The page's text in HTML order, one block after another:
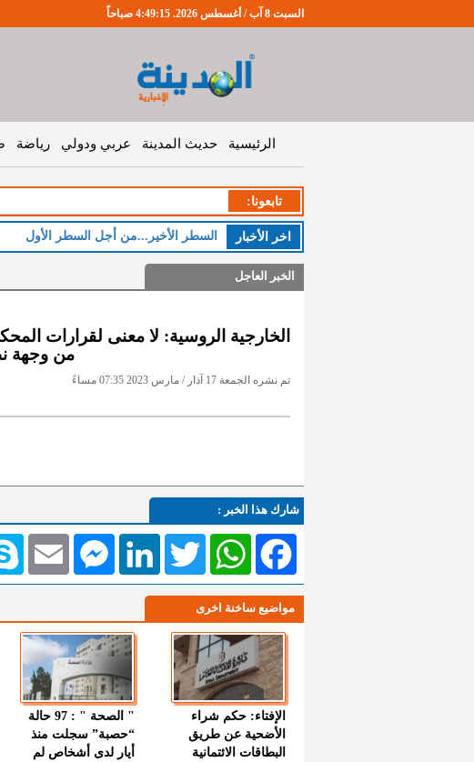
السبت 8 آب / أغسطس 2026. 4:49:16 صباحاً
الرئيسية حديث المدينة عربي ودولي رياضة
تابعونا:
اخر اﻷخبار ال
الخبر العاجل
الخارجية الروسية: لا معنى لقرارات
من وجهة
تم نشره الجمعة 17 آذار / مارس 2023 07:35 مساءً
شارك هذا الخبر :
EmailMessengerLinkedIn TwitterWhatsAppFacebook
مواضيع ساخنة اخرى
الإفتاء: حكم شراء
الأضحية عن طريق
البطاقات الائتمانية
" الصحة " : 97 حالة
“حصبة” سجلت منذ
أيار لدى أشخاص لم